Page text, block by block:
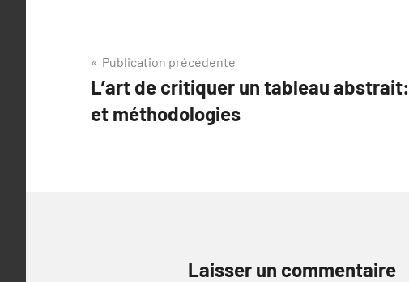
Navigation
de
l’article
Publication précédente
L’art de critiquer un tableau
et méthodologies
Laisser un commentaire